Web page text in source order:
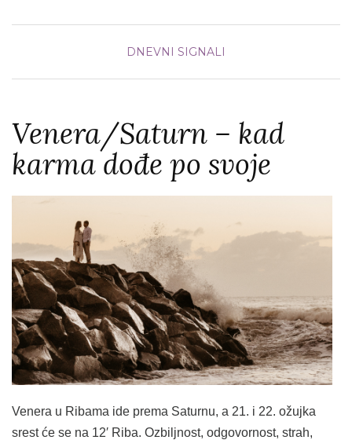
DNEVNI SIGNALI
Venera/Saturn – kad
karma dođe po svoje
Venera u Ribama ide prema Saturnu, a 21. i 22. ožujka
srest će se na 12′ Riba. Ozbiljnost, odgovornost, strah,